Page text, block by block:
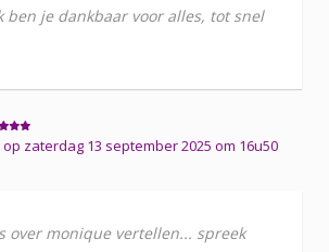
ben je dankbaar voor alles, tot snel
op zaterdag 13 september 2025 om 16u50
over monique vertellen... spreek